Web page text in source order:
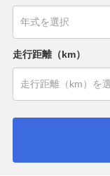
走行距離（km）